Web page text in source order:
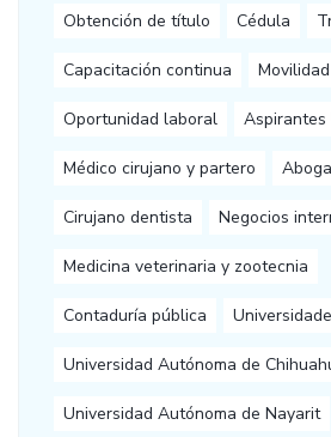
Obtención de título Cédula
Capacitación continua
Oportunidad laboral Aspirantes
Médico cirujano y partero
Cirujano dentista Negocios
Medicina veterinaria y zootecnia
Contaduría pública
Universidad Autónoma de
Universidad Autónoma de Nayarit